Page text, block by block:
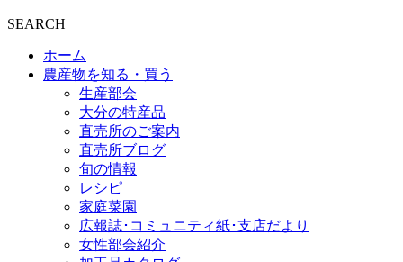
SEARCH
ホーム
農産物を知る・買う
生産部会
大分の特産品
直売所のご案内
直売所ブログ
旬の情報
レシピ
家庭菜園
広報誌･コミュニティ紙･支店だより
女性部会紹介